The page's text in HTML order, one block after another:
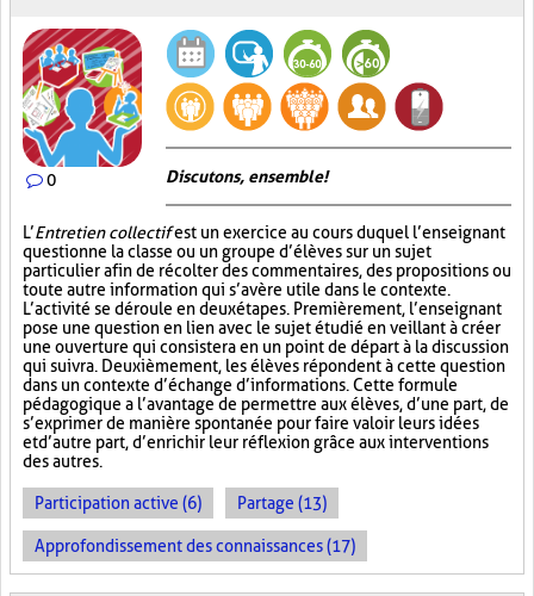
0 Discutons, ensemble!
L’Entretien collectifest un exercice au cours duquel l’enseignant
questionne la classe ou un groupe d’élèves sur un sujet
particulier afin de récolter des commentaires, des propositions ou
toute autre information qui s’avère utile dans le contexte.
L’activité se déroule en deux étapes. Premièrement, l’enseignant
pose une question en lien avec le sujet étudié en veillant à créer
une ouverture qui consistera en un point de départ à la discussion
qui suivra. Deuxièmement, les élèves répondent à cette question
dans un contexte d’échange d’informations. Cette formule
pédagogique a l’avantage de permettre aux élèves, d’une part, de
s’exprimer de manière spontanée pour faire valoir leurs idées
et d’autre part, d’enrichir leur réflexion grâce aux interventions
des autres.
Participation active (6) Partage (13)
Approfondissement des connaissances (17)